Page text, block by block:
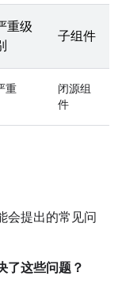
重级
子组件
重
闭源组
件
会提出的常见问
了这些问题？